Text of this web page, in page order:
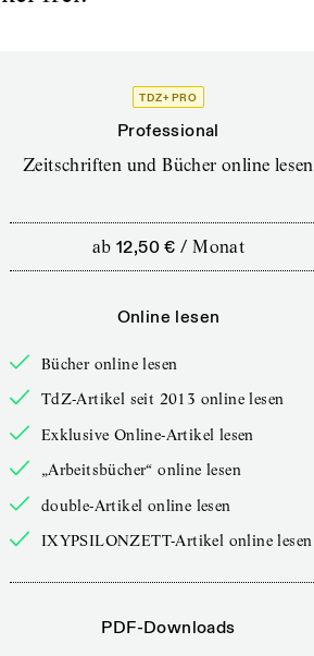
TDZ+ PRO
Professional
Zeitschriften und Bücher online lesen
ab 12,50 € /Monat
Online lesen
Bücher online lesen
TdZ-Artikel seit 2013 online lesen
Exklusive Online-Artikel lesen
„Arbeitsbücher“ online lesen
double-Artikel online lesen
IXYPSILONZETT-Artikel online lesen
PDF-Downloads